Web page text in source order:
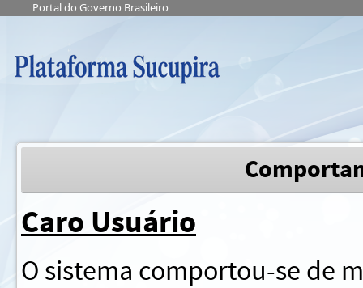
Portal do Governo Brasileiro
Caro Usuário
O sistema comportou-se de